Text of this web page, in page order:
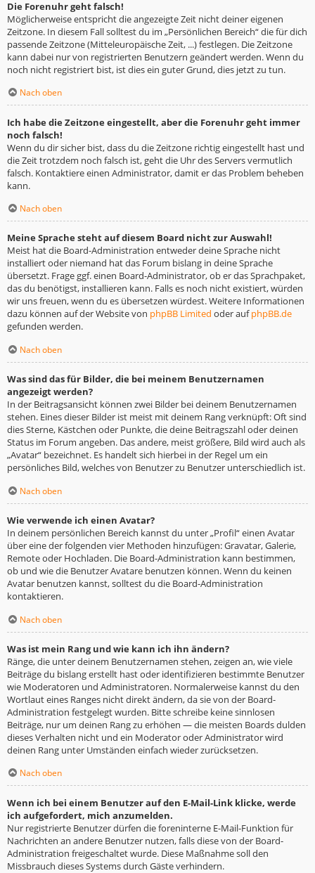
Die Forenuhr geht falsch!
Möglicherweise entspricht die angezeigte Zeit nicht deiner eigenen
Zeitzone. In diesem Fall solltest du im „Persönlichen Bereich“ die für dich
passende Zeitzone (Mitteleuropäische Zeit, ...) festlegen. Die Zeitzone
kann dabei nur von registrierten Benutzern geändert werden. Wenn du
noch nicht registriert bist, ist dies ein guter Grund, dies jetzt zu tun.
Nach oben
Ich habe die Zeitzone eingestellt, aber die Forenuhr geht immer
noch falsch!
Wenn du dir sicher bist, dass du die Zeitzone richtig eingestellt hast und
die Zeit trotzdem noch falsch ist, geht die Uhr des Servers vermutlich
falsch. Kontaktiere einen Administrator, damit er das Problem beheben
kann.
Nach oben
Meine Sprache steht auf diesem Board nicht zur Auswahl!
Meist hat die Board-Administration entweder deine Sprache nicht
installiert oder niemand hat das Forum bislang in deine Sprache
übersetzt. Frage ggf. einen Board-Administrator, ob er das Sprachpaket,
das du benötigst, installieren kann. Falls es noch nicht existiert, würden
wir uns freuen, wenn du es übersetzen würdest. Weitere Informationen
dazu können auf der Website von phpBB Limited oder aufphpBB.de
gefunden werden.
Nach oben
Was sind das für Bilder, die bei meinem Benutzernamen
angezeigt werden?
In der Beitragsansicht können zwei Bilder bei deinem Benutzernamen
stehen. Eines dieser Bilder ist meist mit deinem Rang verknüpft: Oft sind
dies Sterne, Kästchen oder Punkte, die deine Beitragszahl oder deinen
Status im Forum angeben. Das andere, meist größere, Bild wird auch als
„Avatar“ bezeichnet. Es handelt sich hierbei in der Regel um ein
persönliches Bild, welches von Benutzer zu Benutzer unterschiedlich ist.
Nach oben
Wie verwende ich einen Avatar?
In deinem persönlichen Bereich kannst du unter „Profil“ einen Avatar
über eine der folgenden vier Methoden hinzufügen: Gravatar, Galerie,
Remote oder Hochladen. Die Board-Administration kann bestimmen,
ob und wie die Benutzer Avatare benutzen können. Wenn du keinen
Avatar benutzen kannst, solltest du die Board-Administration
kontaktieren.
Nach oben
Was ist mein Rang und wie kann ich ihn ändern?
Ränge, die unter deinem Benutzernamen stehen, zeigen an, wie viele
Beiträge du bislang erstellt hast oder identifizieren bestimmte Benutzer
wie Moderatoren und Administratoren. Normalerweise kannst du den
Wortlaut eines Ranges nicht direkt ändern, da sie von der Board-
Administration festgelegt wurden. Bitte schreibe keine sinnlosen
Beiträge, nur um deinen Rang zu erhöhen — die meisten Boards dulden
dieses Verhalten nicht und ein Moderator oder Administrator wird
deinen Rang unter Umständen einfach wieder zurücksetzen.
Nach oben
Wenn ich bei einem Benutzer auf den E-Mail-Link klicke, werde
ich aufgefordert, mich anzumelden.
Nur registrierte Benutzer dürfen die foreninterne E-Mail-Funktion für
Nachrichten an andere Benutzer nutzen, falls diese von der Board-
Administration freigeschaltet wurde. Diese Maßnahme soll den
Missbrauch dieses Systems durch Gäste verhindern.